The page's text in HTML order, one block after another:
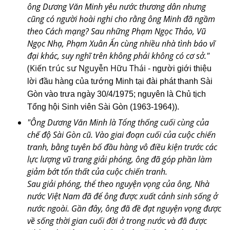
ông Dương Văn Minh yêu nước thương dân nhưng
cũng có người hoài nghi cho rằng ông Minh đã ngầm
theo Cách mạng? Sau những Phạm Ngọc Thảo, Vũ
Ngọc Nhạ, Phạm Xuân Ẩn cùng nhiều nhà tình báo vĩ
đại khác, suy nghĩ trên không phải không có cơ sở."
(Kiến trúc sư Nguyễn Hữu Thái - người giới thiệu
lời đầu hàng của tướng Minh tại đài phát thanh Sài
Gòn vào trưa ngày 30/4/1975; nguyên là Chủ tịch
Tổng hội Sinh viên Sài Gòn (1963-1964)).
"Ông Dương Văn Minh là Tổng thống cuối cùng của
chế độ Sài Gòn cũ. Vào giai đoạn cuối của cuộc chiến
tranh, bằng tuyên bố đầu hàng vô điều kiện trước các
lực lượng vũ trang giải phóng, ông đã góp phần làm
giảm bớt tổn thất của cuộc chiến tranh.
Sau giải phóng, thể theo nguyện vọng của ông, Nhà
nước Việt Nam đã để ông được xuất cảnh sinh sống ở
nước ngoài. Gần đây, ông đã đề đạt nguyện vọng được
về sống thời gian cuối đời ở trong nước và đã được